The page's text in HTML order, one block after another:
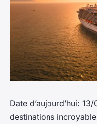
Date d’aujourd’hui:
destinations